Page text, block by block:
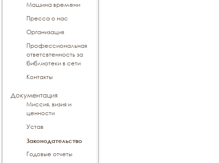
Машина времени
Пресса о нас
Организация
Профессиональная
ответсвтенность за
библиотеки в сети
Контакты
Документация
Миссия, визия и
ценности
Устав
Законодательство
Годовые отчеты